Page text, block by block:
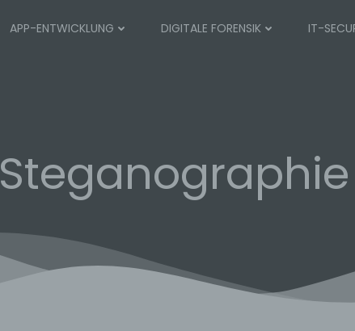
APP-ENTWICKLUNG DIGITALE FORENSIK IT-
Steganographie